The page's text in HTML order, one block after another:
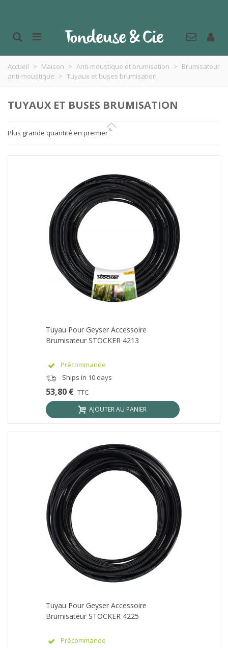
Accueil > Maison > Anti-moustique et brumisation > Brumisateur
anti-moustique > Tuyaux et buses brumisation
TUYAUX ET BUSES BRUMISATION
Plus grande quantité en premier
Tuyau Pour Geyser Accessoire
Brumisateur STOCKER 4213
Précommande
Ships in 10 days
53,80 € TTC
AJOUTER AU PANIER
Tuyau Pour Geyser Accessoire
Brumisateur STOCKER 4225
Précommande